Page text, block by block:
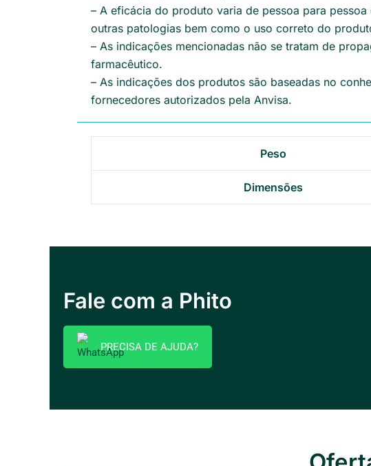
– A eficácia do produto varia de pessoa para
outras patologias bem como o uso correto do
– As indicações mencionadas não se tratam de
farmacêutico.
– As indicações dos produtos são baseadas no
fornecedores autorizados pela Anvisa.
Peso
Dimensões
Fale com a Phito
PRECISA DE AJUDA?